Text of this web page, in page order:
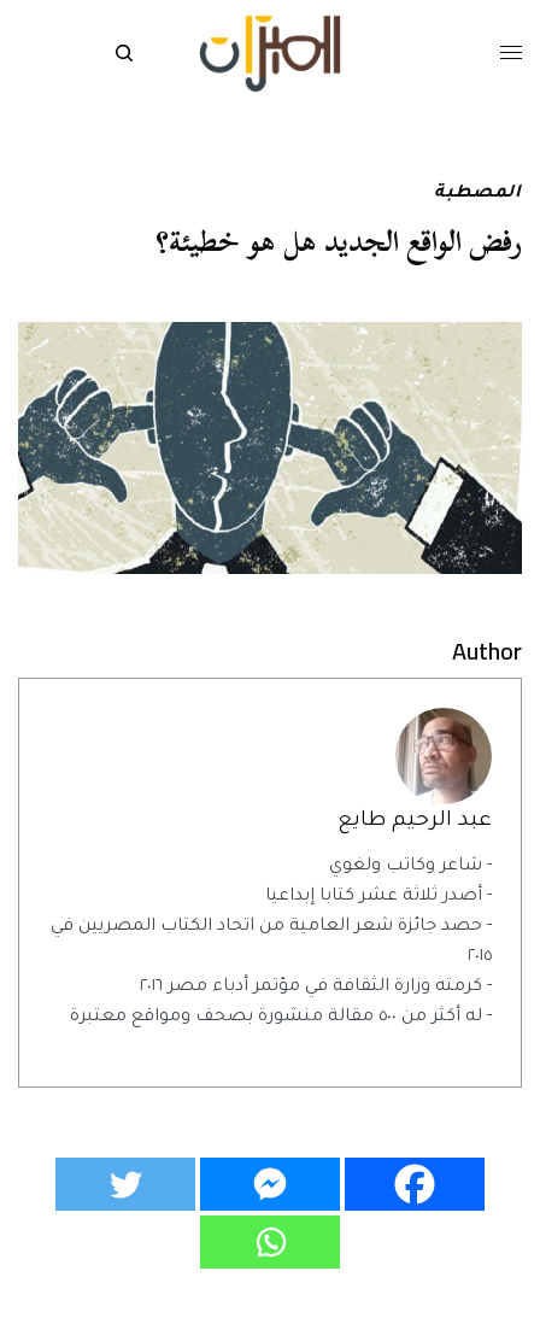
المصطبة
رفض الواقع الجديد هل هو خطيئة؟
Author
عبد الرحيم طايع
- شاعر وكاتب ولغوي
- أصدر ثلاثة عشر كتابا إبداعيا
- حصد جائزة شعر العامية من اتحاد الكتاب المصريين في
٢٠١٥
- كرمته وزارة الثقافة في مؤتمر أدباء مصر ٢٠١٦
- له أكثر من ٥٠٠ مقالة منشورة بصحف ومواقع معتبرة